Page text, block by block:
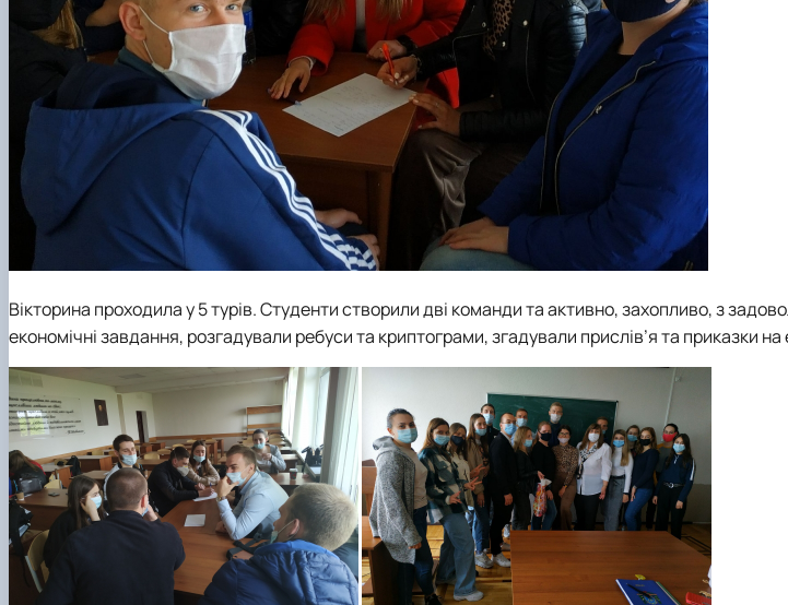
Вікторина проходила у 5 турів. Студенти створили дві команди та активно, захопливо, з
економічні завдання, розгадували ребуси та криптограми, згадували прислів’я та приказки